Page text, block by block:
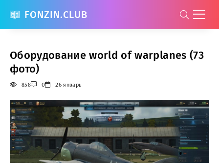
FONZIN.CLUB
Оборудование world of warplanes (73
фото)
858 0 26 январь